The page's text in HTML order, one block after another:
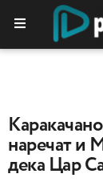
наречат и
дека Цар